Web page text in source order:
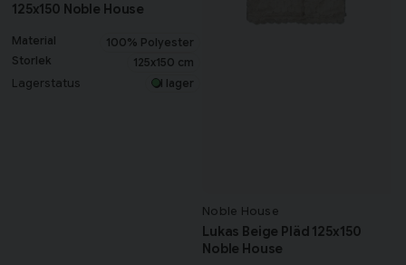
125x150 Noble House
Material
100% Polyester
Storlek
125x150 cm
Lagerstatus I lager
Noble House
Lukas Beige Pläd 125x150
Noble House